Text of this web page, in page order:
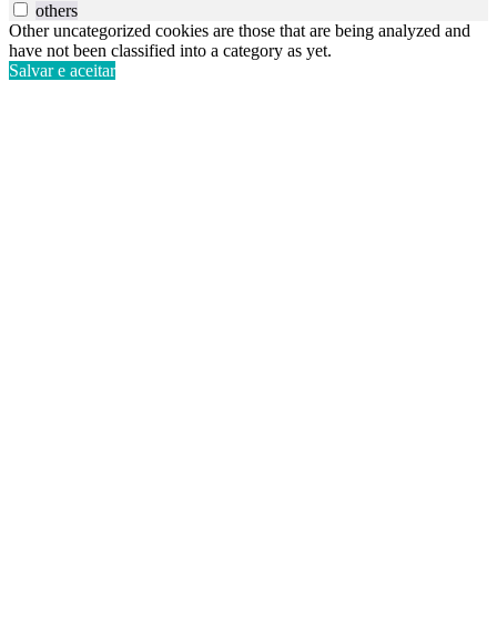
others
Other uncategorized cookies are those that are being analyzed and
have not been classified into a category as yet.
Salvar e aceitar